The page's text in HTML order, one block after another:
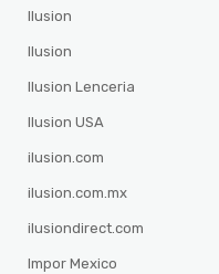
Ilusion
Ilusion
Ilusion Lenceria
Ilusion USA
ilusion.com
ilusion.com.mx
ilusiondirect.com
Impor Mexico